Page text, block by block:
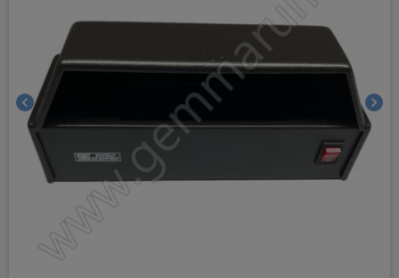
chevron_left chevron_right